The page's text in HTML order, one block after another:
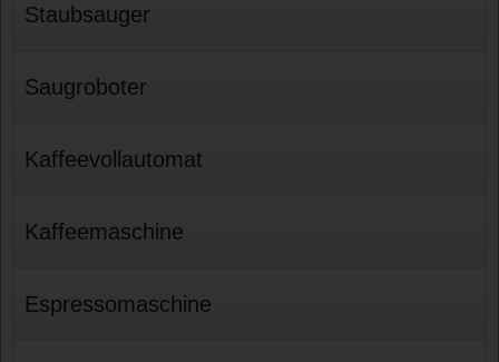
Staubsauger
Saugroboter
Kaffeevollautomat
Kaffeemaschine
Espressomaschine